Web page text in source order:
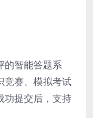
的智能答题系
竞赛、模拟考试
功提交后，支持